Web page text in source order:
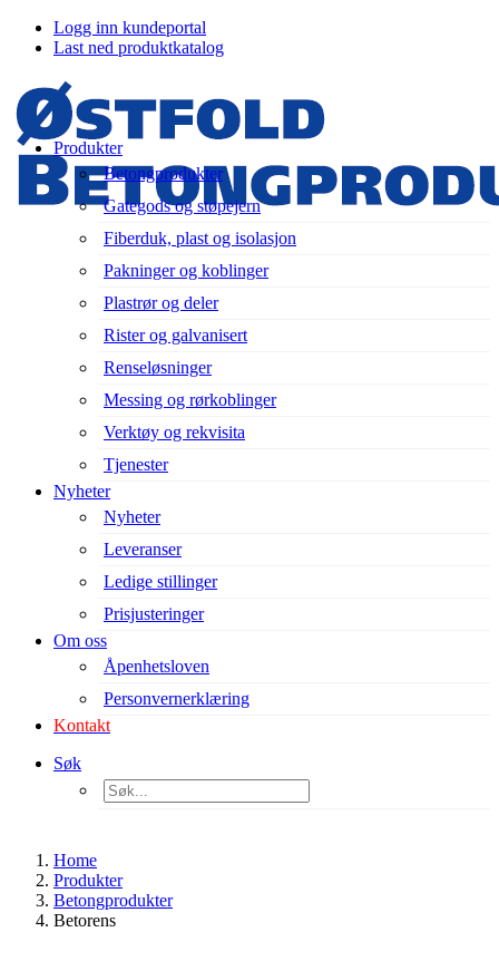
Logg inn kundeportal
Last ned produktkatalog
Produkter
Betongprodukter
Gategods og støpejern
Fiberduk, plast og isolasjon
Pakninger og koblinger
Plastrør og deler
Rister og galvanisert
Renseløsninger
Messing og rørkoblinger
Verktøy og rekvisita
Tjenester
Nyheter
Nyheter
Leveranser
Ledige stillinger
Prisjusteringer
Om oss
Åpenhetsloven
Personvernerklæring
Kontakt
Søk
Home
Produkter
Betongprodukter
Betorens